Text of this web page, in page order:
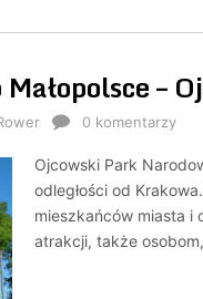
–
0 komentarzy
Ojcowski Park
odległości od
mieszkańców miasta i
atrakcji, także